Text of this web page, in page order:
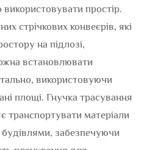
простір.
стрічкових конвеєрів, які
на підлозі,
встановлювати
використовуючи
площі. Гнучка трасування
транспортувати матеріали
забезпечуючи